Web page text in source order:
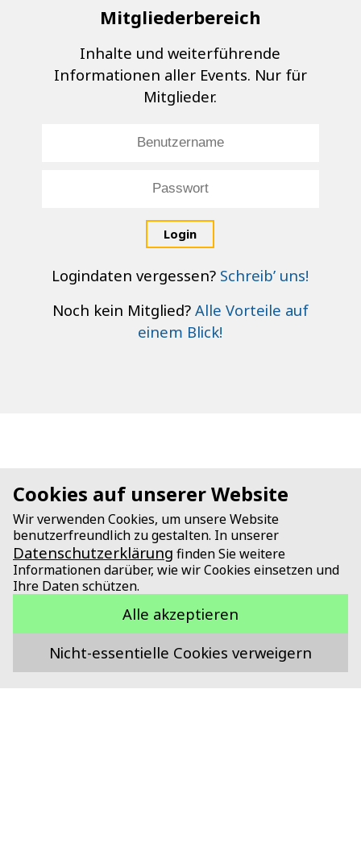
Mitgliederbereich
Inhalte und weiterführende
Informationen aller Events. Nur für
Mitglieder.
Login
Logindaten vergessen? Schreib’ uns!
Noch kein Mitglied? Alle Vorteile auf
einem Blick!
Cookies auf unserer Website
Wir verwenden Cookies, um unsere Website
benutzerfreundlich zu gestalten. In unserer
Datenschutzerklärung finden Sie weitere
Informationen darüber, wie wir Cookies einsetzen und
Ihre Daten schützen.
Alle akzeptieren
Nicht-essentielle Cookies verweigern